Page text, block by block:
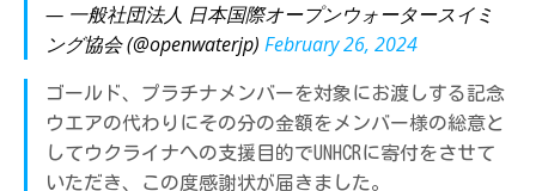
— 一般社団法人 日本国際オープンウォータースイミ
ング協会 (@openwaterjp) February 26, 2024
ゴールド、プラチナメンバーを対象にお渡しする記念
ウエアの代わりにその分の金額をメンバー様の総意と
してウクライナへの支援目的でUNHCRに寄付をさせて
いただき、この度感謝状が届きました。